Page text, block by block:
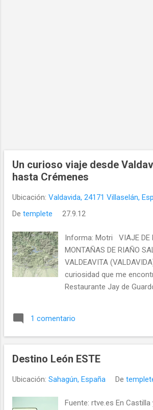
Un curioso viaje desde
hasta Crémenes
Ubicación: Valdavida, 24171 Villaselán,
De templete 27.9.12
Informa: Motri VIAJE DE
MONTAÑAS DE RIAÑO
VALDEAVITA
curiosidad que me
Restaurante Jay de
1 comentario
Destino León ESTE
Ubicación: Sahagún, España De
Fuente: rtve.es En